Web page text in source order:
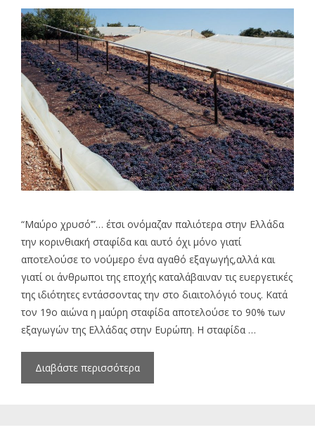
“Μαύρο χρυσό’”… έτσι ονόμαζαν παλιότερα στην Ελλάδα
την κορινθιακή σταφίδα και αυτό όχι μόνο γιατί
αποτελούσε το νούμερο ένα αγαθό εξαγωγής,αλλά και
γιατί οι άνθρωποι της εποχής καταλάβαιναν τις ευεργετικές
της ιδιότητες εντάσσοντας την στο διαιτολόγιό τους. Κατά
τον 19ο αιώνα η μαύρη σταφίδα αποτελούσε το 90% των
εξαγωγών της Ελλάδας στην Ευρώπη. Η σταφίδα …
Διαβάστε περισσότερα